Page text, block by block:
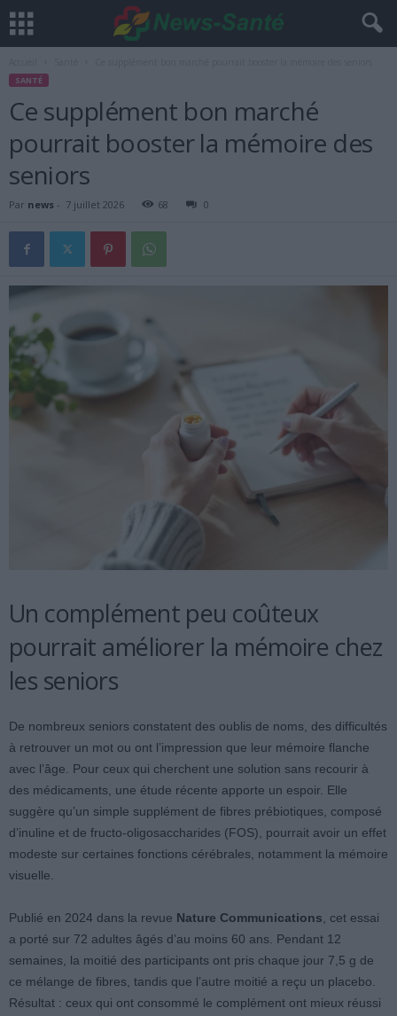
SANTÉ
Ce supplément bon marché
pourrait booster la mémoire des
seniors
Par news - 7 juillet 2026 68 0
Un complément peu coûteux
pourrait améliorer la mémoire chez
les seniors
De nombreux seniors constatent des oublis de noms, des difficultés
à retrouver un mot ou ont l’impression que leur mémoire flanche
avec l’âge. Pour ceux qui cherchent une solution sans recourir à
des médicaments, une étude récente apporte un espoir. Elle
suggère qu’un simple supplément de fibres prébiotiques, composé
d’inuline et de fructo-oligosaccharides (FOS), pourrait avoir un effet
modeste sur certaines fonctions cérébrales, notamment la mémoire
visuelle.
Publié en 2024 dans la revue Nature Communications , cet essai
a porté sur 72 adultes âgés d’au moins 60 ans. Pendant 12
semaines, la moitié des participants ont pris chaque jour 7,5 g de
ce mélange de fibres, tandis que l’autre moitié a reçu un placebo.
Résultat : ceux qui ont consommé le complément ont mieux réussi